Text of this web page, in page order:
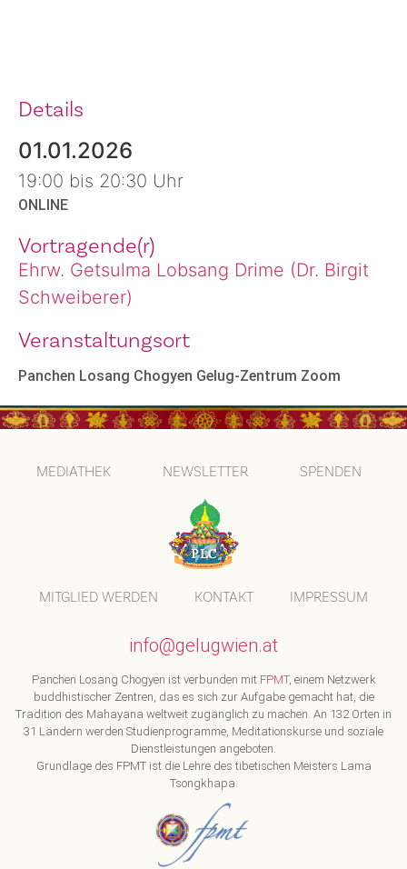
Details
01.01.2026
19:00 bis 20:30 Uhr
ONLINE
Vortragende(r)
Ehrw. Getsulma Lobsang Drime (Dr. Birgit
Schweiberer)
Veranstaltungsort
Panchen Losang Chogyen Gelug-Zentrum Zoom
MEDIATHEK NEWSLETTER SPENDEN
MITGLIED WERDEN KONTAKT IMPRESSUM
info@gelugwien.at
Panchen Losang Chogyen ist verbunden mit FPMT, einem Netzwerk
buddhistischer Zentren, das es sich zur Aufgabe gemacht hat, die
Tradition des Mahayana weltweit zugänglich zu machen. An 132 Orten in
31 Ländern werden Studienprogramme, Meditationskurse und soziale
Dienstleistungen angeboten.
Grundlage des FPMT ist die Lehre des tibetischen Meisters Lama
Tsongkhapa: